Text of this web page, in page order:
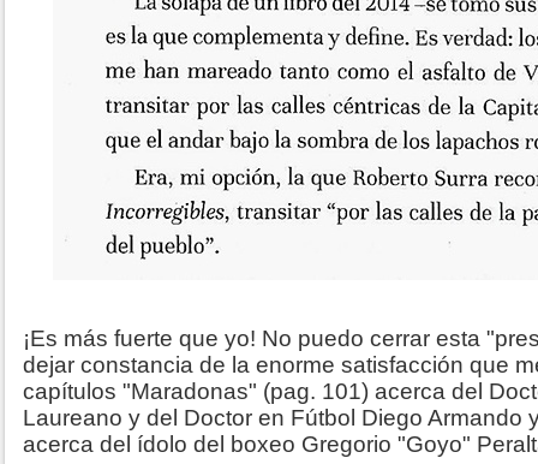
¡Es más fuerte que yo! No puedo cerrar esta
dejar constancia de la enorme satisfacción que
capítulos "Maradonas" (pag. 101) acerca del
Laureano y del Doctor en Fútbol Diego Armando
acerca del ídolo del boxeo Gregorio "Goyo"